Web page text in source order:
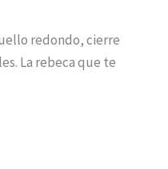
redondo, cierre
La rebeca que te